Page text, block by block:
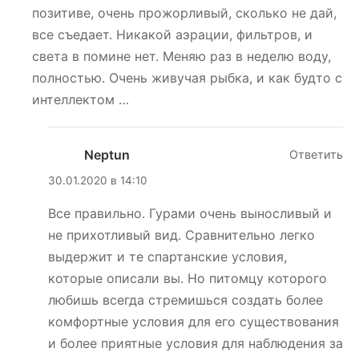
позитиве, очень прожорливый, сколько не дай,
все съедает. Никакой аэрации, фильтров, и
света в помине нет. Меняю раз в неделю воду,
полностью. Очень живучая рыбка, и как будто с
интеллектом …
Neptun
30.01.2020 в 14:10
Все правильно. Гурами очень выносливый и
не прихотливый вид. Сравнительно легко
выдержит и те спартанские условия,
которые описали вы. Но питомцу которого
любишь всегда стремишься создать более
комфортные условия для его существования
и более приятные условия для наблюдения за
Ответить